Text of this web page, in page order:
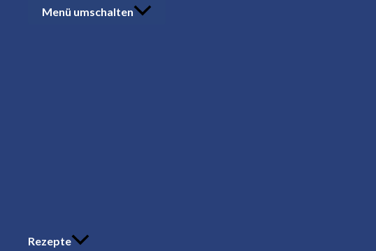
Menü umschalten
Rezepte